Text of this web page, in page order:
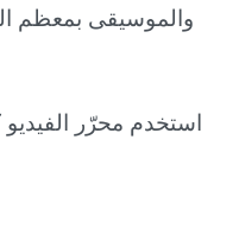
والموسيقى بمعظم
استخدم محرّر